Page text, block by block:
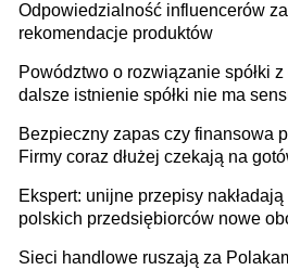
Odpowiedzialność influencerów za
rekomendacje produktów
Powództwo o rozwiązanie spółki
dalsze istnienie spółki nie ma
Bezpieczny zapas czy finansowa
Firmy coraz dłużej czekają na
Ekspert: unijne przepisy nakładają
polskich przedsiębiorców nowe
Sieci handlowe ruszają za